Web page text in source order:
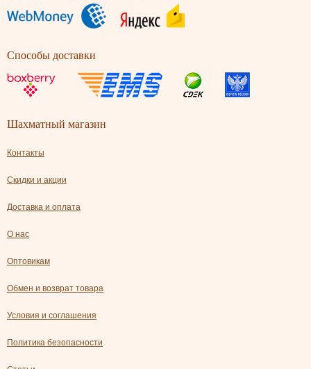
Способы доставки
Шахматный магазин
Контакты
Скидки и акции
Доставка и оплата
О нас
Оптовикам
Обмен и возврат товара
Условия и соглашения
Политика безопасности